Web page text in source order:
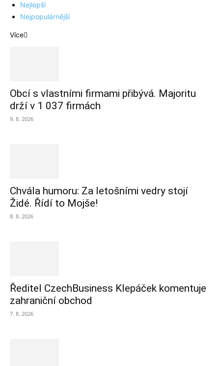
Nejlepší
Nejpopulárnější
Více
Obcí s vlastními firmami přibývá. Majoritu
drží v 1 037 firmách
9. 8. 2026
Chvála humoru: Za letošními vedry stojí
Židé. Řídí to Mojše!
8. 8. 2026
Ředitel CzechBusiness Klepáček komentuje
zahraniční obchod
7. 8. 2026